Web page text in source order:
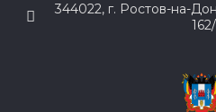
344022, г. Ростов-на-